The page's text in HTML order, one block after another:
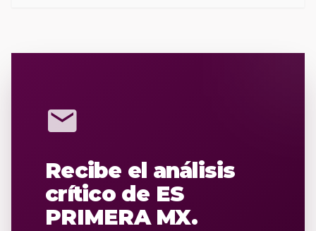
mail
Recibe el análisis
crítico de ES
PRIMERA MX.